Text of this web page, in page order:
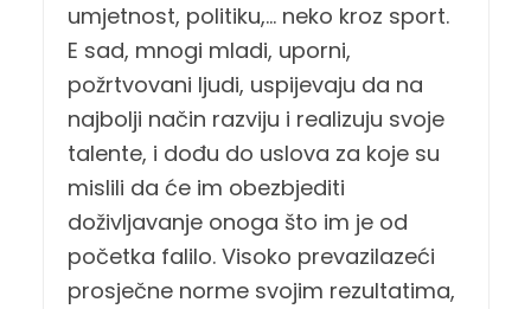
umjetnost, politiku,… neko kroz sport.
E sad, mnogi mladi, uporni,
požrtvovani ljudi, uspijevaju da na
najbolji način razviju i realizuju svoje
talente, i dođu do uslova za koje su
mislili da će im obezbjediti
doživljavanje onoga što im je od
početka falilo. Visoko prevazilazeći
prosječne norme svojim rezultatima,